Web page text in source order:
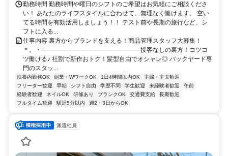
勤務時間 勤務時間や曜日のシフトのご希望はお気軽にご相談くださ
い！ あなたのライフスタイルに合わせて、無理なく働けます。 空い
てる時間を有効活用しましょう！！ テスト前や長期の旅行など、シ
フトに入る...
仕事内容 裏方からブランドを支える！商品管理スタッフ大募集！
＊。・―――――――――――――――― 接客なしの裏方！コツコ
ツ働ける♪ 社割で新作おトク！髪型自由でオシャレ◎ バックヤード専
門のスタッ...
扶養内勤務OK 副業・WワークOK 1日4時間以内OK
主婦・主夫歓迎
フリーター歓迎
早朝 シフト自由 学歴不問 学生歓迎 未経験者歓迎
午前
経験者歓迎
ネイルOK 研修あり ブランクOK 交通費支給
長期歓迎
フルタイム歓迎
駅近5分以内 週2・3日からOK
派遣社員